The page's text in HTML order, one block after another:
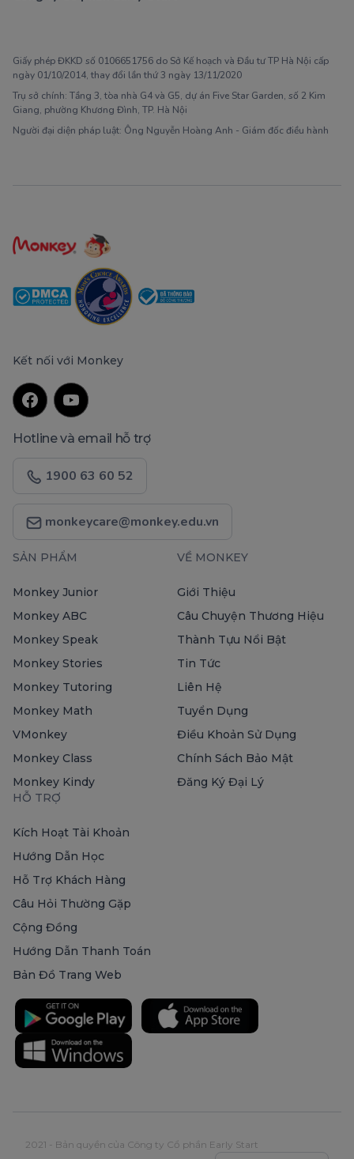
Giấy phép ĐKKD số 0106651756 do Sở Kế hoạch và Đầu tư TP Hà Nội cấp
ngày 01/10/2014, thay đổi lần thứ 3 ngày 13/11/2020
Trụ sở chính: Tầng 3, tòa nhà G4 và G5, dự án Five Star Garden, số 2 Kim
Giang, phường Khương Đình, TP. Hà Nội
Người đại diện pháp luật: Ông Nguyễn Hoàng Anh - Giám đốc điều hành
Kết nối với Monkey
Hotline và email hỗ trợ
1900 63 60 52
monkeycare@monkey.edu.vn
SẢN PHẨM
Monkey Junior
Monkey ABC
Monkey Speak
Monkey Stories
Monkey Tutoring
Monkey Math
VMonkey
Monkey Class
Monkey Kindy
VỀ MONKEY
Giới Thiệu
Câu Chuyện Thương Hiệu
Thành Tựu Nổi Bật
Tin Tức
Liên Hệ
Tuyển Dụng
Điều Khoản Sử Dụng
Chính Sách Bảo Mật
Đăng Ký Đại Lý
HỖ TRỢ
Kích Hoạt Tài Khoản
Hướng Dẫn Học
Hỗ Trợ Khách Hàng
Câu Hỏi Thường Gặp
Cộng Đồng
Hướng Dẫn Thanh Toán
Bản Đồ Trang Web
2021 - Bản quyền của Công ty Cổ phần Early Start